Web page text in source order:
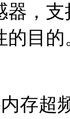
器，
的目的
存超